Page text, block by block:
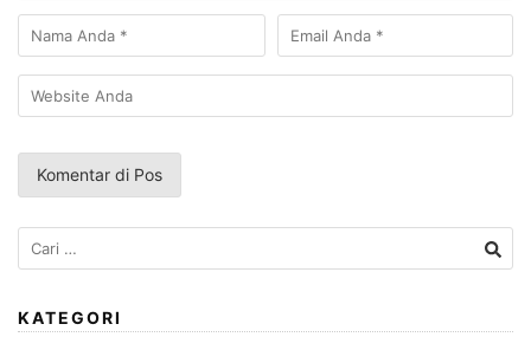
Cari
untuk:
KATEGORI